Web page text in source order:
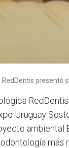
RedDentis presentó
Uruguay
ambiental
más